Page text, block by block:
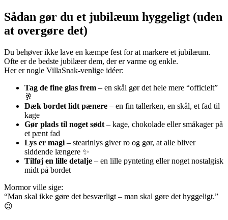
Sådan gør du et jubilæum hyggeligt (uden
at overgøre det)
Du behøver ikke lave en kæmpe fest for at markere et jubilæum.
Ofte er de bedste jubilæer dem, der er varme og enkle.
Her er nogle VillaSnak-venlige idéer:
Tag de fine glas frem – en skål gør det hele mere “officielt”
🥂
Dæk bordet lidt pænere – en fin tallerken, en skål, et fad til
kage
Gør plads til noget sødt – kage, chokolade eller småkager på
et pænt fad
Lys er magi – stearinlys giver ro og gør, at alle bliver
siddende længere ✨
Tilføj en lille detalje – en lille pynteting eller noget nostalgisk
midt på bordet
Mormor ville sige:
“Man skal ikke gøre det besværligt – man skal gøre det hyggeligt.”
😉